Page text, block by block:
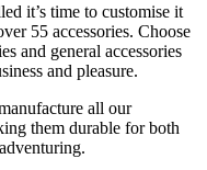
it’s time to customise it
55 accessories. Choose
and general accessories
and pleasure.
all our
them durable for both